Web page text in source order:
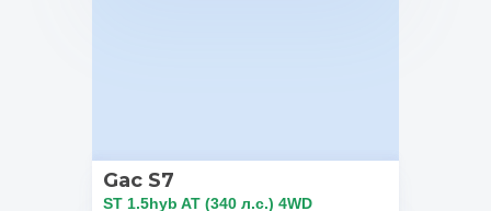
Gac S7
ST 1.5hyb AT (340 л.с.) 4WD